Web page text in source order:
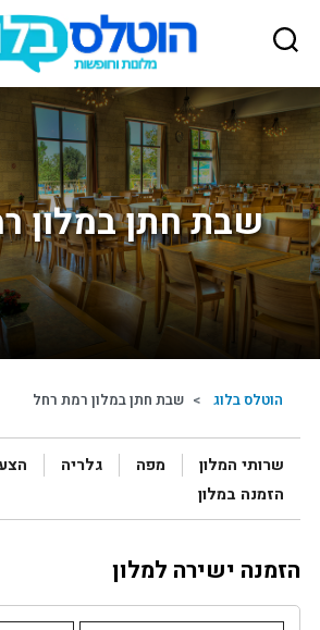
הוטלס
בלוג
שבת חתן במלון
הוטלס בלוג > שבת חתן במלון רמת רחל
שרותי המלון מפה גלריה
הזמנה במלון
הזמנה ישירה למלון